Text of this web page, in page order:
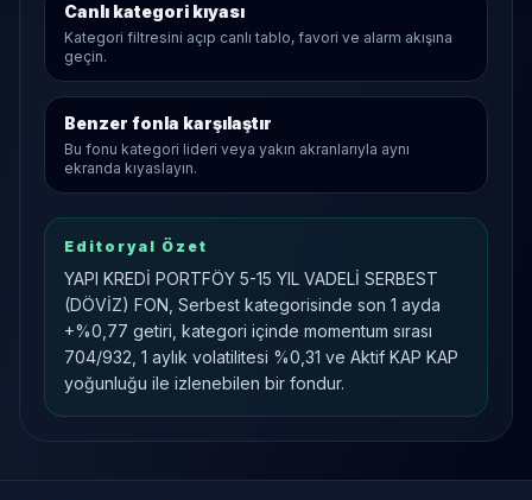
Canlı kategori kıyası
Kategori filtresini açıp canlı tablo, favori ve alarm akışına
geçin.
Benzer fonla karşılaştır
Bu fonu kategori lideri veya yakın akranlarıyla aynı
ekranda kıyaslayın.
Editoryal Özet
YAPI KREDİ PORTFÖY 5-15 YIL VADELİ SERBEST
(DÖVİZ) FON, Serbest kategorisinde son 1 ayda
+%0,77 getiri, kategori içinde momentum sırası
704/932, 1 aylık volatilitesi %0,31 ve Aktif KAP KAP
yoğunluğu ile izlenebilen bir fondur.